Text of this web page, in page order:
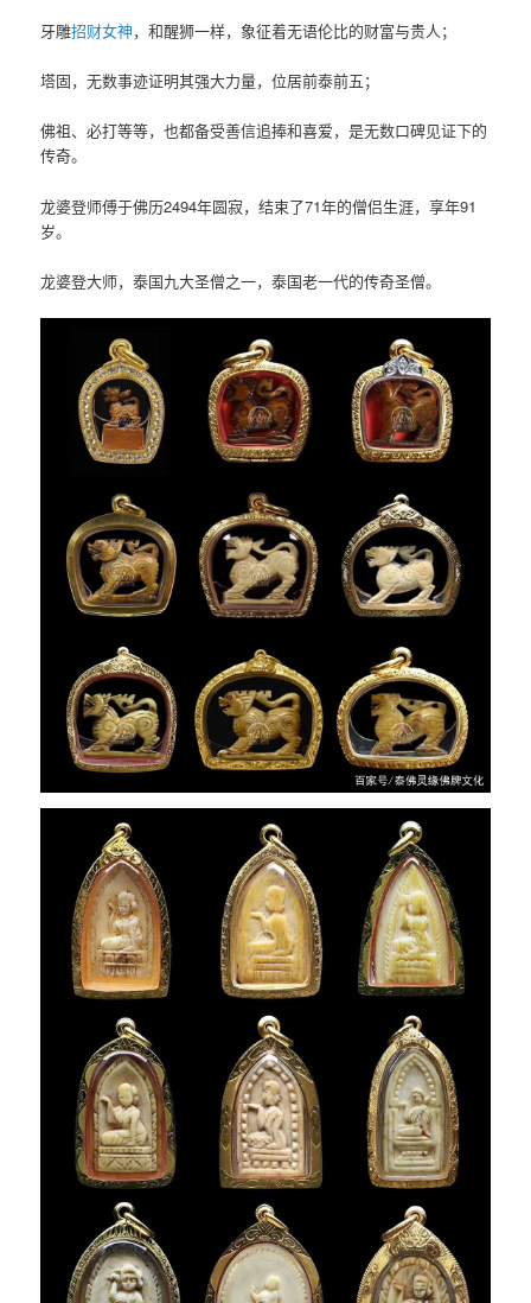
牙雕招财女神，和醒狮一样，象征着无语伦比的财富与贵人；
塔固，无数事迹证明其强大力量，位居前泰前五；
佛祖、必打等等，也都备受善信追捧和喜爱，是无数口碑见证下的
传奇。
龙婆登师傅于佛历2494年圆寂，结束了71年的僧侣生涯，享年91
岁。
龙婆登大师，泰国九大圣僧之一，泰国老一代的传奇圣僧。